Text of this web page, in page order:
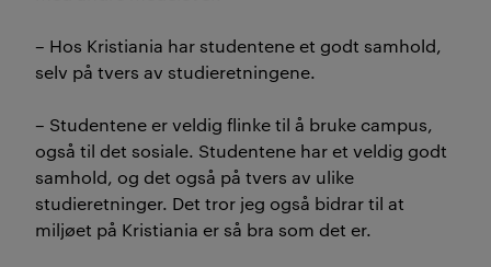
– Hos Kristiania har studentene et godt samhold,
selv på tvers av studieretningene.
– Studentene er veldig flinke til å bruke campus,
også til det sosiale. Studentene har et veldig godt
samhold, og det også på tvers av ulike
studieretninger. Det tror jeg også bidrar til at
miljøet på Kristiania er så bra som det er.